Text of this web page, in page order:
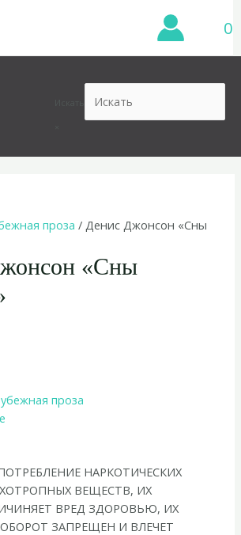
0
проза / Денис Джонсон «Сны
«Сны
проза
НАРКОТИЧЕСКИХ
ВЕЩЕСТВ, ИХ
ВРЕД ЗДОРОВЬЮ, ИХ
ЗАПРЕЩЕН И ВЛЕЧЕТ